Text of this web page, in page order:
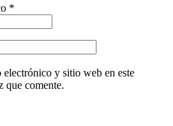
*
y sitio web en este
que comente.